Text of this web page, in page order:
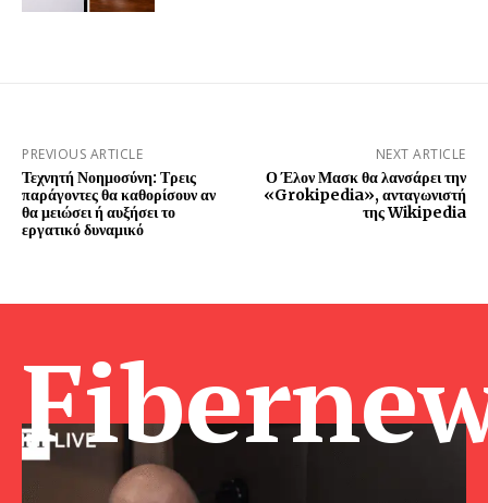
PREVIOUS ARTICLE
Τεχνητή Νοημοσύνη: Τρεις
παράγοντες θα καθορίσουν αν
θα μειώσει ή αυξήσει το
εργατικό δυναμικό
NEXT ARTICLE
Ο Έλον Μασκ θα λανσάρει την
«Grokipedia», ανταγωνιστή
της Wikipedia